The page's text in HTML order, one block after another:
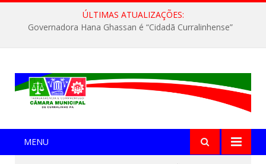
ÚLTIMAS ATUALIZAÇÕES:
Governadora Hana Ghassan é “Cidadã Curralinhense”
MENU